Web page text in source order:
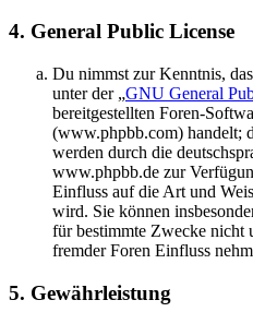
4. General Public License
Du nimmst zur Kenntnis,
unter der „GNU General
bereitgestellten Foren-
(www.phpbb.com) handelt;
werden durch die
www.phpbb.de zur
Einfluss auf die Art und
wird. Sie können
für bestimmte Zwecke nicht
fremder Foren Einfluss
5. Gewährleistung